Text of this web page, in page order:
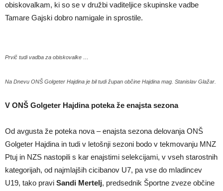
obiskovalkam, ki so se v družbi vaditeljice skupinske vadbe
Tamare Gajski dobro namigale in sprostile.
Prvič tudi vadba za obiskovalke …
Na Dnevu ONŠ Golgeter Hajdina je bil tudi župan občine Hajdina mag. Stanislav Glažar.
V ONŠ Golgeter Hajdina poteka že enajsta sezona
Od avgusta že poteka nova – enajsta sezona delovanja ONŠ
Golgeter Hajdina in tudi v letošnji sezoni bodo v tekmovanju MNZ
Ptuj in NZS nastopili s kar enajstimi selekcijami, v vseh starostnih
kategorijah, od najmlajših cicibanov U7, pa vse do mladincev
U19, tako pravi Sandi Mertelj, predsednik Športne zveze občine